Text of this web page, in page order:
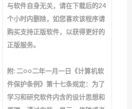
与软件自身无关，请在下载后的24
个小时内删除，如您喜欢该程序请
购买支持正版软件，以获得更好的
正版服务。
附: 二○○二年一月一日《计算机软
件保护条例》第十七条规定：为了
学习和研究软件内含的设计思想和